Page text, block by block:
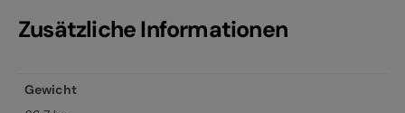
Zusätzliche Informationen
Gewicht